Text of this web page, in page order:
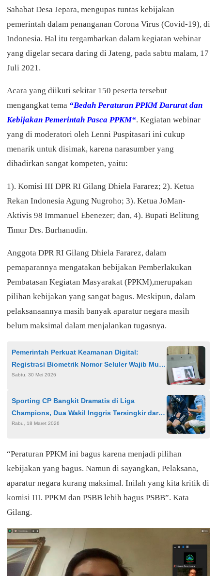
Sahabat Desa Jepara, mengupas tuntas kebijakan
pemerintah dalam penanganan Corona Virus (Covid-19), di
Indonesia. Hal itu tergambarkan dalam kegiatan webinar
yang digelar secara daring di Jateng, pada sabtu malam, 17
Juli 2021.
Acara yang diikuti sekitar 150 peserta tersebut
mengangkat tema “Bedah Peraturan PPKM Darurat dan
Kebijakan Pemerintah Pasca PPKM“. Kegiatan webinar
yang di moderatori oleh Lenni Puspitasari ini cukup
menarik untuk disimak, karena narasumber yang
dihadirkan sangat kompeten, yaitu:
1). Komisi III DPR RI Gilang Dhiela Fararez; 2). Ketua
Rekan Indonesia Agung Nugroho; 3). Ketua JoMan-
Aktivis 98 Immanuel Ebenezer; dan, 4). Bupati Belitung
Timur Drs. Burhanudin.
Anggota DPR RI Gilang Dhiela Fararez, dalam
pemaparannya mengatakan bebijakan Pemberlakukan
Pembatasan Kegiatan Masyarakat (PPKM),merupakan
pilihan kebijakan yang sangat bagus. Meskipun, dalam
pelaksanaannya masih banyak aparatur negara masih
belum maksimal dalam menjalankan tugasnya.
Pemerintah Perkuat Keamanan Digital:
Registrasi Biometrik Nomor Seluler Wajib Mulai
1 Juli 2026
Sabtu, 30 Mei 2026
Sporting CP Bangkit Dramatis di Liga
Champions, Dua Wakil Inggris Tersingkir dari
Perempat Final
Rabu, 18 Maret 2026
“Peraturan PPKM ini bagus karena menjadi pilihan
kebijakan yang bagus. Namun di sayangkan, Pelaksana,
aparatur negara kurang maksimal. Inilah yang kita kritik di
komisi III. PPKM dan PSBB lebih bagus PSBB”. Kata
Gilang.